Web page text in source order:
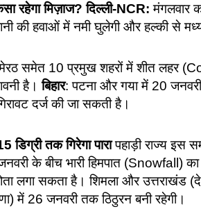
रहेगा मिज़ाज? दिल्ली-NCR: मंगलवार
की हवाओं में नमी घुलेगी और हल्की से मध्यम
समेत 10 प्रमुख शहरों में शीत लहर
है।बिहार: पटना और गया में 20
दर्ज की जा सकती है।
डिग्री तक गिरेगा पारापहाड़ी राज्य इस
के बीच भारी हिमपात (Snowfall)
लगा सकता है। शिमला और उत्तराखंड
में 26 जनवरी तक ठिठुरन बनी रहेगी।